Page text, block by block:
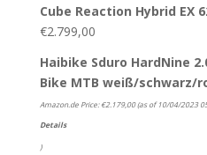
Cube Reaction Hybrid EX
€2.799,00
Haibike Sduro HardNine
Bike MTB weiß/schwarz/
Amazon.de Price:€2.179,00(as of 10/04/2023
Details
)